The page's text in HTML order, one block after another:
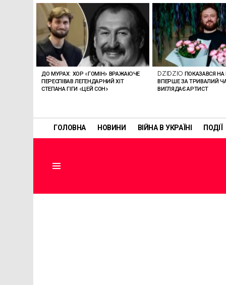
ГОЛОВНА НОВИНИ ВІЙНА В УКРАЇНІ ПОДІЇ
ОСТАННІ
СТАТТІ
ДО МУРАХ: ХОР «ГОМІН» ВРАЖАЮЧЕ
ПЕРЕСПІВАВ ЛЕГЕНДАРНИЙ ХІТ
СТЕПАНА ГІГИ «ЦЕЙ СОН»
DZIDZIO ПОКАЗАВСЯ НА
ВПЕРШЕ ЗА ТРИВАЛИЙ
ВИГЛЯДАЄ АРТИСТ